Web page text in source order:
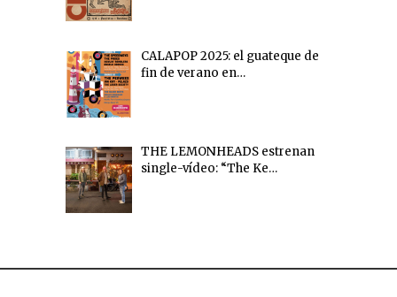
CALAPOP 2025: el guateque de
fin de verano en…
THE LEMONHEADS estrenan
single-vídeo: “The Ke…